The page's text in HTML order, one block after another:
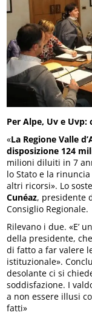
Per Alpe, Uv e
«La Regione Valle
disposizione 124
milioni diluiti in 7
lo Stato e la
altri ricorsi». Lo
Cunéaz, presidente
Consiglio Regionale.
Rilevano i due. «E’
della presidente,
di fatto a far valere
istituzionale».
desolante ci si
soddisfazione. I
a non essere illusi
fatti»